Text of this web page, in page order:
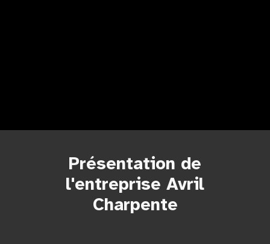
Présentation de
l'entreprise Avril
Charpente